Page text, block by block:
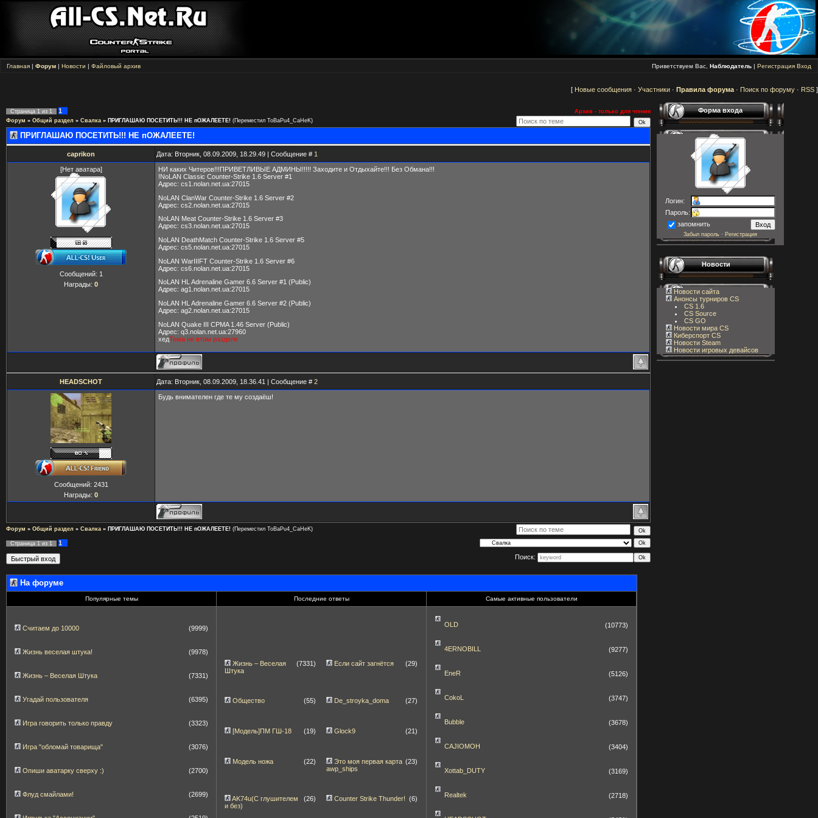
Главная | Форум | Новости | Файловый архив Приветствуем Вас, Наблюдатель | Регистрация Вход
[ Новые сообщения · Участники · Правила форума · Поиск по форуму · RSS ]
Страница 1 из 1 1
Архив - только для чтения
Форум » Общий раздел » Свалка » ПРИГЛАШАЮ ПОСЕТИТЬ!!! НЕ пОЖАЛЕЕТЕ! (Переместил ToBaPu4_CaHeK)
ПРИГЛАШАЮ ПОСЕТИТЬ!!! НЕ пОЖАЛЕЕТЕ!
caprikon Дата: Вторник, 08.09.2009, 18.29.49 | Сообщение # 1
[Нет аватара]
Сообщений: 1
Награды: 0
НИ каких Читеров!!!ПРИВЕТЛИВЫЕ АДМИНЫ!!!!! Заходите и Отдыхайте!!! Без Обмана!!!
!NoLAN Classic Counter-Strike 1.6 Server #1
Адрес: cs1.nolan.net.ua:27015
NoLAN ClanWar Counter-Strike 1.6 Server #2
Адрес: cs2.nolan.net.ua:27015
NoLAN Meat Counter-Strike 1.6 Server #3
Адрес: cs3.nolan.net.ua:27015
NoLAN DeathMatch Counter-Strike 1.6 Server #5
Адрес: cs5.nolan.net.ua:27015
NoLAN WarIIIFT Counter-Strike 1.6 Server #6
Адрес: cs6.nolan.net.ua:27015
NoLAN HL Adrenaline Gamer 6.6 Server #1 (Public)
Адрес: ag1.nolan.net.ua:27015
NoLAN HL Adrenaline Gamer 6.6 Server #2 (Public)
Адрес: ag2.nolan.net.ua:27015
NoLAN Quake III CPMA 1.46 Server (Public)
Адрес: q3.nolan.net.ua:27960
хедТема не втом разделе
HEADSCHOT Дата: Вторник, 08.09.2009, 18.36.41 | Сообщение # 2
Сообщений: 2431
Награды: 0
Будь внимателен где те му создаёш!
Форум » Общий раздел » Свалка » ПРИГЛАШАЮ ПОСЕТИТЬ!!! НЕ пОЖАЛЕЕТЕ! (Переместил ToBaPu4_CaHeK)
Страница 1 из 1
1
Поиск:
На форуме
Популярные темы Последние ответы Самые активные пользователи
Считаем до 10000 (9999)
Жизнь веселая штука! (9978)
Жизнь – Веселая Штука (7331)
Угадай пользователя (6395)
Игра говорить только правду (3323)
Игра "обломай товарища" (3076)
Опиши аватарку сверху :) (2700)
Флуд смайлами! (2699)
Жизнь – Веселая
Штука
(7331) Если сайт загнётся (29)
Общество (55) De_stroyka_doma (27)
[Модель]ПМ ГШ-18 (19) Glock9 (21)
Модель ножа (22)
Это моя первая карта
awp_ships
(23)
AK74u(С глушителем
и без)
(26) Counter Strike Thunder! (6)
OLD (10773)
4ERNOBILL (9277)
EneR (5126)
CokoL (3747)
Bubble (3678)
CAJIOMOH (3404)
Xottab_DUTY (3169)
Realtek (2718)
Форма входа
Логин:
Пароль:
запомнить
Забыл пароль · Регистрация
Новости
Новости сайта
Анонсы турниров CS
CS 1.6
CS Source
CS GO
Новости мира CS
Киберспорт CS
Новости Steam
Новости игровых девайсов